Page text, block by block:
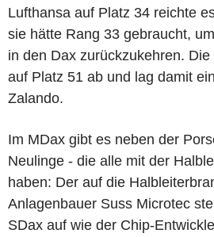
Lufthansa auf Platz 34 reichte
sie hätte Rang 33 gebraucht,
in den Dax zurückzukehren.
auf Platz 51 ab und lag damit
Zalando.
Im MDax gibt es neben der
Neulinge - die alle mit der
haben: Der auf die
Anlagenbauer Suss Microtec
SDax auf wie der Chip-